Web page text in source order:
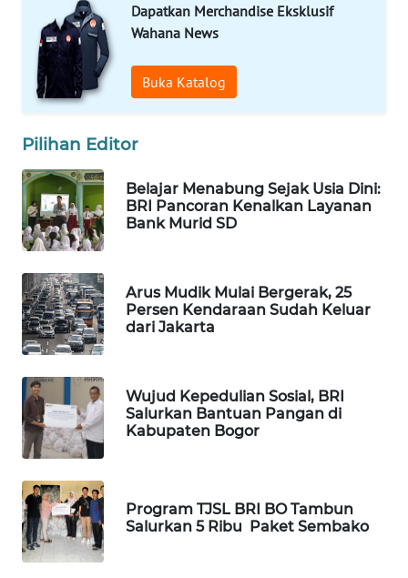
Dapatkan Merchandise Eksklusif
Wahana News
Buka Katalog
Pilihan Editor
Belajar Menabung Sejak Usia Dini:
BRI Pancoran Kenalkan Layanan
Bank Murid SD
Arus Mudik Mulai Bergerak, 25
Persen Kendaraan Sudah Keluar
dari Jakarta
Wujud Kepedulian Sosial, BRI
Salurkan Bantuan Pangan di
Kabupaten Bogor
Program TJSL BRI BO Tambun
Salurkan 5 Ribu Paket Sembako
LESUNG
WN
KARO
SIMALUNGUN
WN
LABUHANBATU
TAPANULI
TENGAH
WN DELI
WN
TEBING
TINGGI
WN
PAKPAK
WN